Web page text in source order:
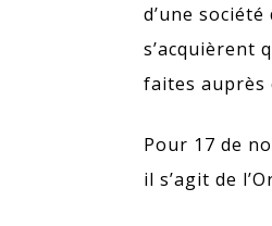
d’une
s’acquièrent
faites auprès
Pour 17 de
il s’agit de